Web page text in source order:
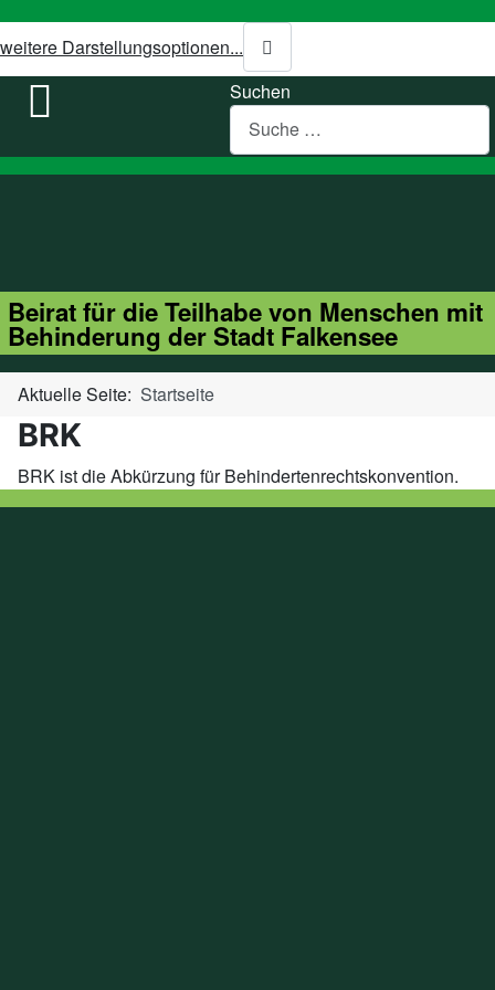
weitere Darstellungsoptionen...
Suchen
Beirat für die Teilhabe von Menschen mit
Behinderung der Stadt Falkensee
Aktuelle Seite: Startseite
BRK
BRK ist die Abkürzung für Behindertenrechtskonvention.